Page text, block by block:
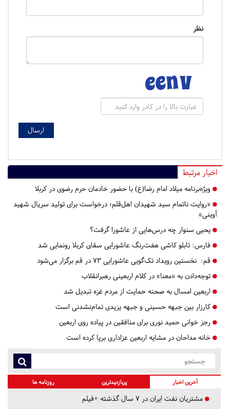
نظر
اخبار مرتبط
ویژه‌برنامه‌ میلاد امام رضا(ع) با حضور خادمان حرم رضوی در کربلا
«روایت ناتمام سید شهیدان اهل‌قلم؛ درخواست برای تولید سریال شهید
آوینی»
یحیی سنوار چه درس‌هایی از عاشورا گرفت؟
فارس: تابلو کاشی هفت‌رنگ عاشورایی سقای کربلا رونمایی شد
قم: نخستین رویداد تک‌گویی عاشورایی ۷۳ در قم برگزار می‌شود
توجه‌دادن به «معنا» در کلام اربعینی رهبر‌انقلاب
اربعین امسال به صحنه حمایت از مردم غزه تبدیل شد
کارزار بین جبهه‌ حسینی و جبهه یزیدی تمام‌نشدنی است
رجز خوانی حمید نوری برای منافقین در پیاده روی اربعین
خانه مداحان در مشایه اربعین عزاداری برپا کرده است
آخرین اخبار پربازدیدترین روزنامه ها
مشتریان نفت ایران در ۷ سال گذشته +فیلم